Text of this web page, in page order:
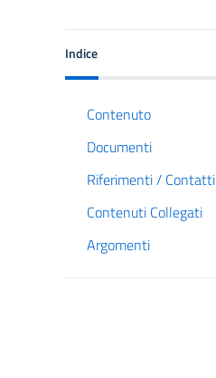
Indice
Contenuto
Documenti
Riferimenti / Contatti
Contenuti Collegati
Argomenti